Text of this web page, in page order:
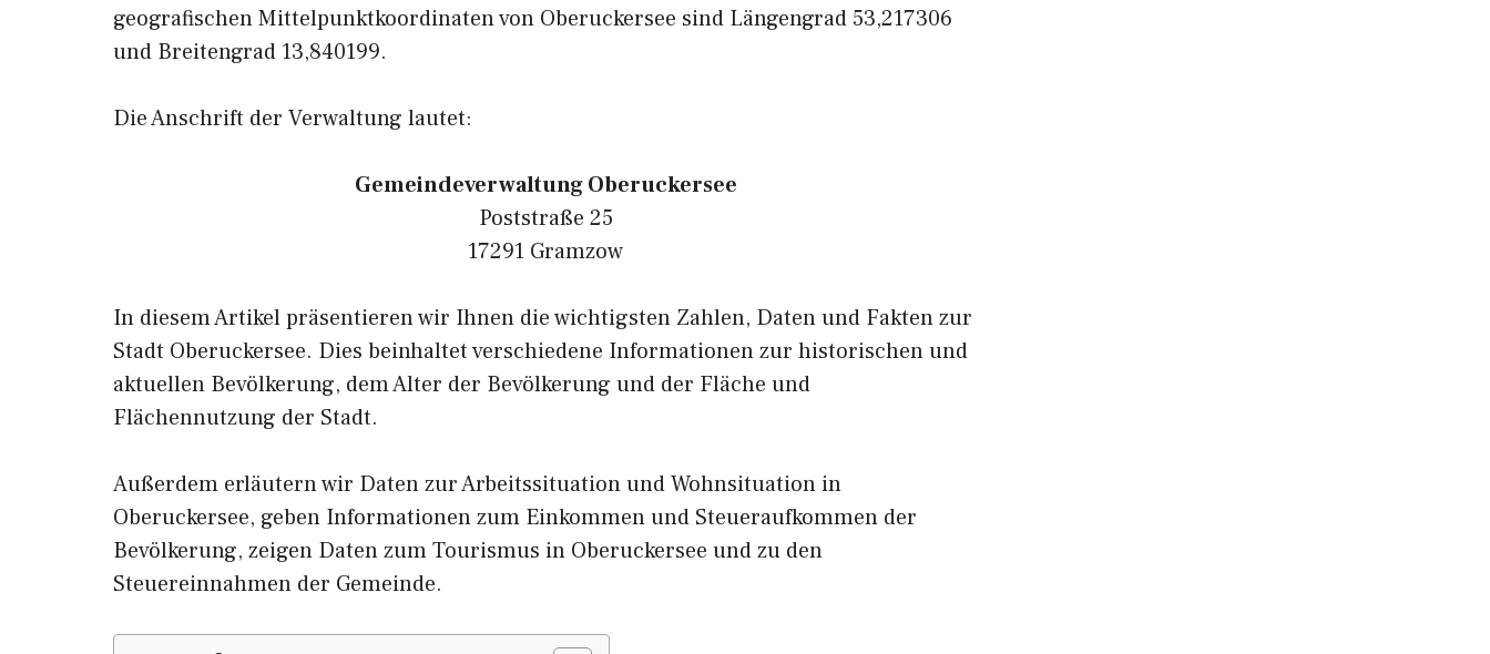
geografischen Mittelpunktkoordinaten von Oberuckersee sind Längengrad 53,217306
und Breitengrad 13,840199.
Die Anschrift der Verwaltung lautet:
Gemeindeverwaltung Oberuckersee
Poststraße 25
17291 Gramzow
In diesem Artikel präsentieren wir Ihnen die wichtigsten Zahlen, Daten und Fakten zur
Stadt Oberuckersee. Dies beinhaltet verschiedene Informationen zur historischen und
aktuellen Bevölkerung, dem Alter der Bevölkerung und der Fläche und
Flächennutzung der Stadt.
Außerdem erläutern wir Daten zur Arbeitssituation und Wohnsituation in
Oberuckersee, geben Informationen zum Einkommen und Steueraufkommen der
Bevölkerung, zeigen Daten zum Tourismus in Oberuckersee und zu den
Steuereinnahmen der Gemeinde.